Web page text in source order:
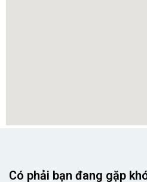
Có phải bạn đang gặp